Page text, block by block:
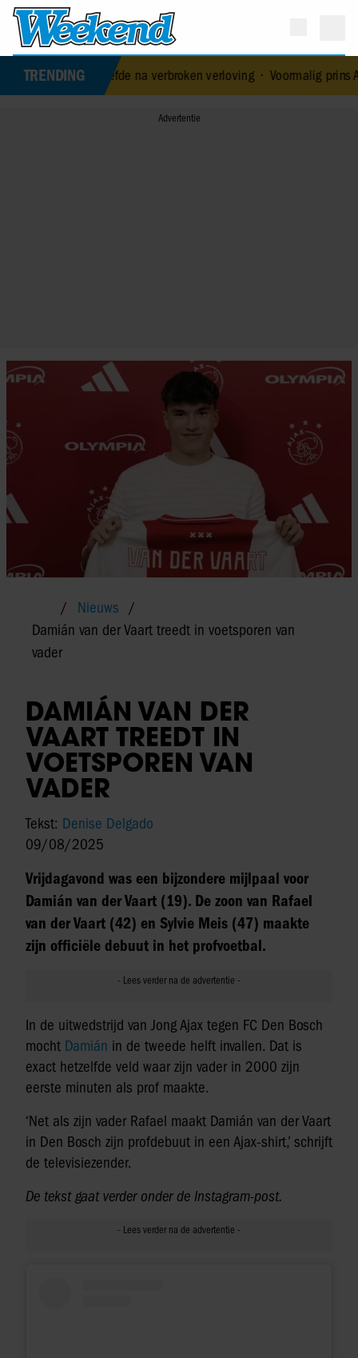
TRENDING
liefde na verbroken verloving•Voormalig prins Andrew werd
Nieuws
Damián van der Vaart treedt in voetsporen van
vader
DAMIÁN VAN DER
VAART TREEDT IN
VOETSPOREN VAN
VADER
Tekst: Denise Delgado
09/08/2025
Vrijdagavond was een bijzondere mijlpaal voor
Damián van der Vaart (19). De zoon van Rafael
van der Vaart (42) en Sylvie Meis (47) maakte
zijn officiële debuut in het profvoetbal.
In de uitwedstrijd van Jong Ajax tegen FC Den Bosch
mocht Damián in de tweede helft invallen. Dat is
exact hetzelfde veld waar zijn vader in 2000 zijn
eerste minuten als prof maakte.
‘Net als zijn vader Rafael maakt Damián van der Vaart
in Den Bosch zijn profdebuut in een Ajax-shirt,’ schrijft
de televisiezender.
De tekst gaat verder onder de Instagram-post.